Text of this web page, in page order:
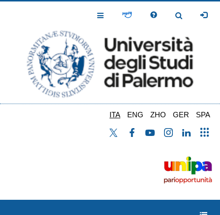
Toggle
Toggle
ITA ENG ZHO GER SPA